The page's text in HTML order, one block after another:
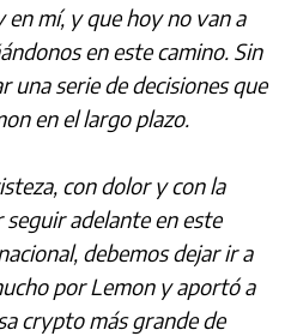
mí, y que hoy no van a
en este camino. Sin
serie de decisiones que
en el largo plazo.
con dolor y con la
adelante en este
debemos dejar ir a
por Lemon y aportó a
crypto más grande de